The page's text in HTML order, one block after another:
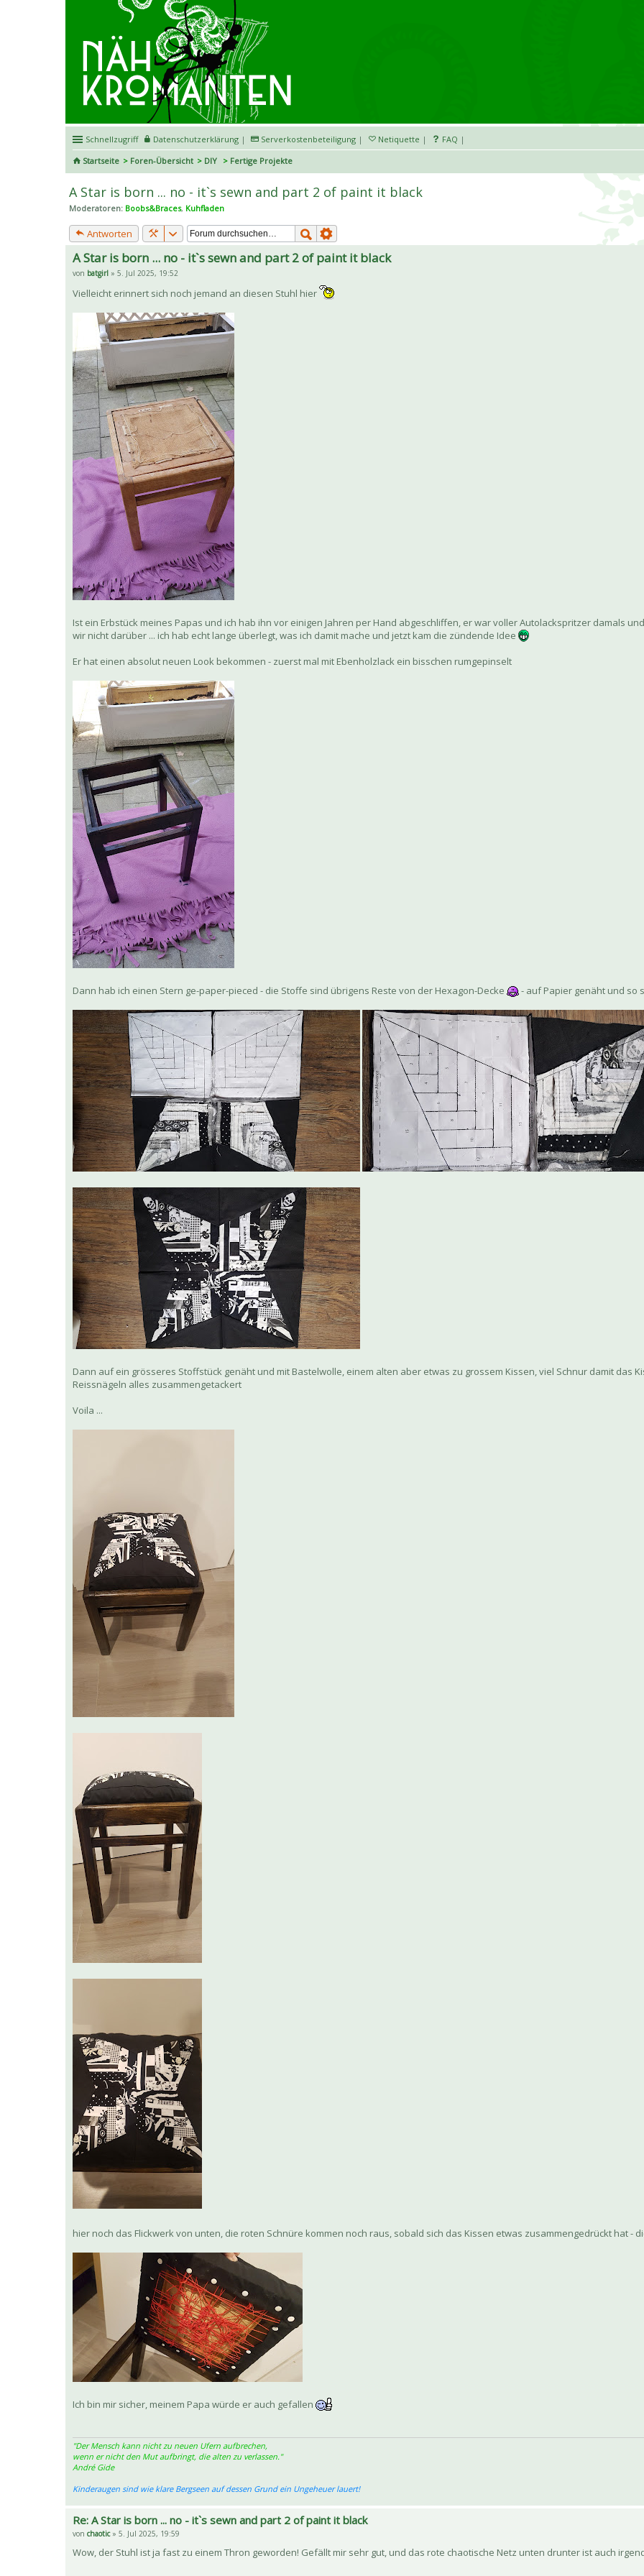
Schnellzugriff Datenschutzerklärung | Serverkostenbeteiligung | Netiquette | FAQ |
Startseite
Foren-Übersicht DIY Fertige Projekte
A Star is born ... no - it`s sewn and part 2 of paint it black
Moderatoren: Boobs&Braces, Kuhfladen
Antworten
A Star is born ... no - it`s sewn and part 2 of paint it black
von batgirl » 5. Jul 2025, 19:52
Vielleicht erinnert sich noch jemand an diesen Stuhl hier
Ist ein Erbstück meines Papas und ich hab ihn vor einigen Jahren per Hand abgeschliffen, er war voller Autolackspritzer damals
wir nicht darüber ... ich hab echt lange überlegt, was ich damit mache und jetzt kam die zündende Idee
Er hat einen absolut neuen Look bekommen - zuerst mal mit Ebenholzlack ein bisschen rumgepinselt
Dann hab ich einen Stern ge-paper-pieced - die Stoffe sind übrigens Reste von der Hexagon-Decke - auf Papier genäht und so
Dann auf ein grösseres Stoffstück genäht und mit Bastelwolle, einem alten aber etwas zu grossem Kissen, viel Schnur damit das
Reissnägeln alles zusammengetackert
Voila ...
hier noch das Flickwerk von unten, die roten Schnüre kommen noch raus, sobald sich das Kissen etwas zusammengedrückt hat -
Ich bin mir sicher, meinem Papa würde er auch gefallen
"Der Mensch kann nicht zu neuen Ufern aufbrechen,
wenn er nicht den Mut aufbringt, die alten zu verlassen."
André Gide
Kinderaugen sind wie klare Bergseen auf dessen Grund ein Ungeheuer lauert!
Re: A Star is born ... no - it`s sewn and part 2 of paint it black
von chaotic» 5. Jul 2025, 19:59
Wow, der Stuhl ist ja fast zu einem Thron geworden! Gefällt mir sehr gut, und das rote chaotische Netz unten drunter ist auch